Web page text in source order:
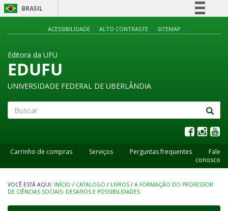
BRASIL
Legislação
Canais
ACESSIBILIDADE ALTO CONTRASTE SITEMAP
Editora da UFU
EDUFU
UNIVERSIDADE FEDERAL DE UBERLÂNDIA
Carrinho de compras Serviços Perguntas frequentes
Fale
conosco
INÍCIO / CATALOGO / LIVROS / A FORMAÇÃO DO PROFESSOR
DE CIÊNCIAS SOCIAIS: DESAFIOS E POSSIBILIDADES